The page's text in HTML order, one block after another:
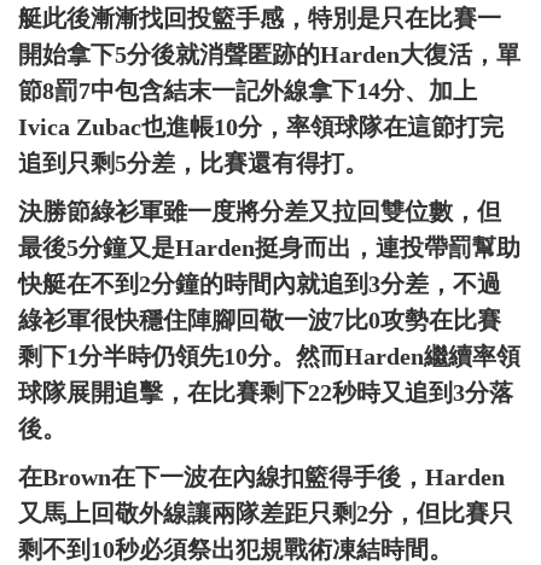
艇此後漸漸找回投籃手感，特別是只在比賽一
開始拿下5分後就消聲匿跡的Harden大復活，單
節8罰7中包含結末一記外線拿下14分、加上
Ivica Zubac也進帳10分，率領球隊在這節打完
追到只剩5分差，比賽還有得打。
決勝節綠衫軍雖一度將分差又拉回雙位數，但
最後5分鐘又是Harden挺身而出，連投帶罰幫助
快艇在不到2分鐘的時間內就追到3分差，不過
綠衫軍很快穩住陣腳回敬一波7比0攻勢在比賽
剩下1分半時仍領先10分。然而Harden繼續率領
球隊展開追擊，在比賽剩下22秒時又追到3分落
後。
在Brown在下一波在內線扣籃得手後，Harden
又馬上回敬外線讓兩隊差距只剩2分，但比賽只
剩不到10秒必須祭出犯規戰術凍結時間。